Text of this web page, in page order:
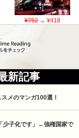
¥752→ ¥418
新記事
メのマンガ100選！
少子化です」←強権国家で